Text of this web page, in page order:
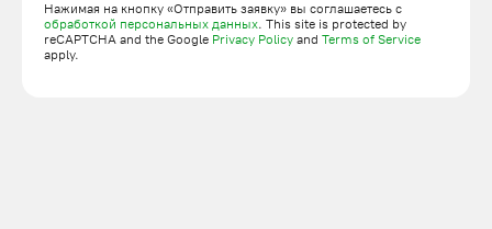
Нажимая на кнопку «Отправить заявку» вы соглашаетесь с
обработкой персональных данных. This site is protected by
reCAPTCHA and the Google Privacy Policy and Terms of Service
apply.